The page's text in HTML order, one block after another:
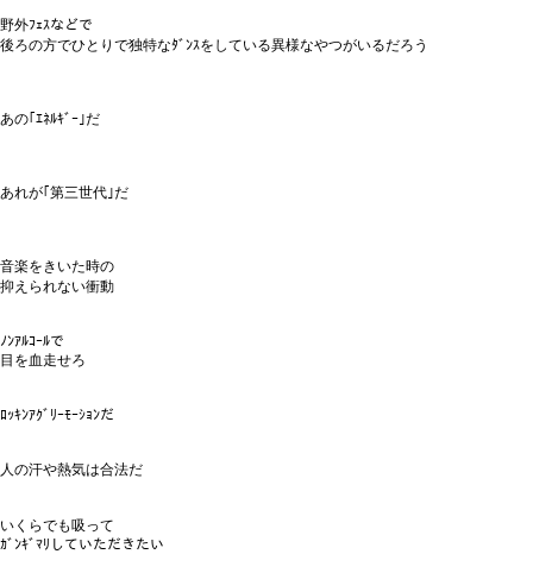
野外ﾌｪｽなどで
後ろの方でひとりで独特なﾀﾞﾝｽをしている異様なやつがいるだろう
あの｢ｴﾈﾙｷﾞｰ｣だ
あれが｢第三世代｣だ
音楽をきいた時の
抑えられない衝動
ﾉﾝｱﾙｺｰﾙで
目を血走せろ
ﾛｯｷﾝｱｸﾞﾘｰﾓｰｼｮﾝだ
人の汗や熱気は合法だ
いくらでも吸って
ｶﾞﾝｷﾞﾏﾘしていただきたい